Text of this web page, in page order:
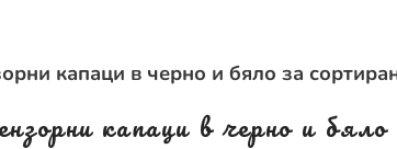
капаци в черно и бяло за
капаци в черно и бяло